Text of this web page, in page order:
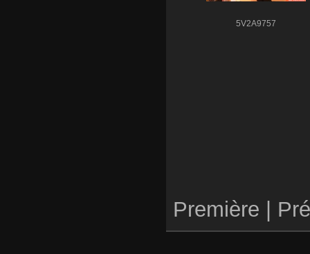
5V2A9757
Première |